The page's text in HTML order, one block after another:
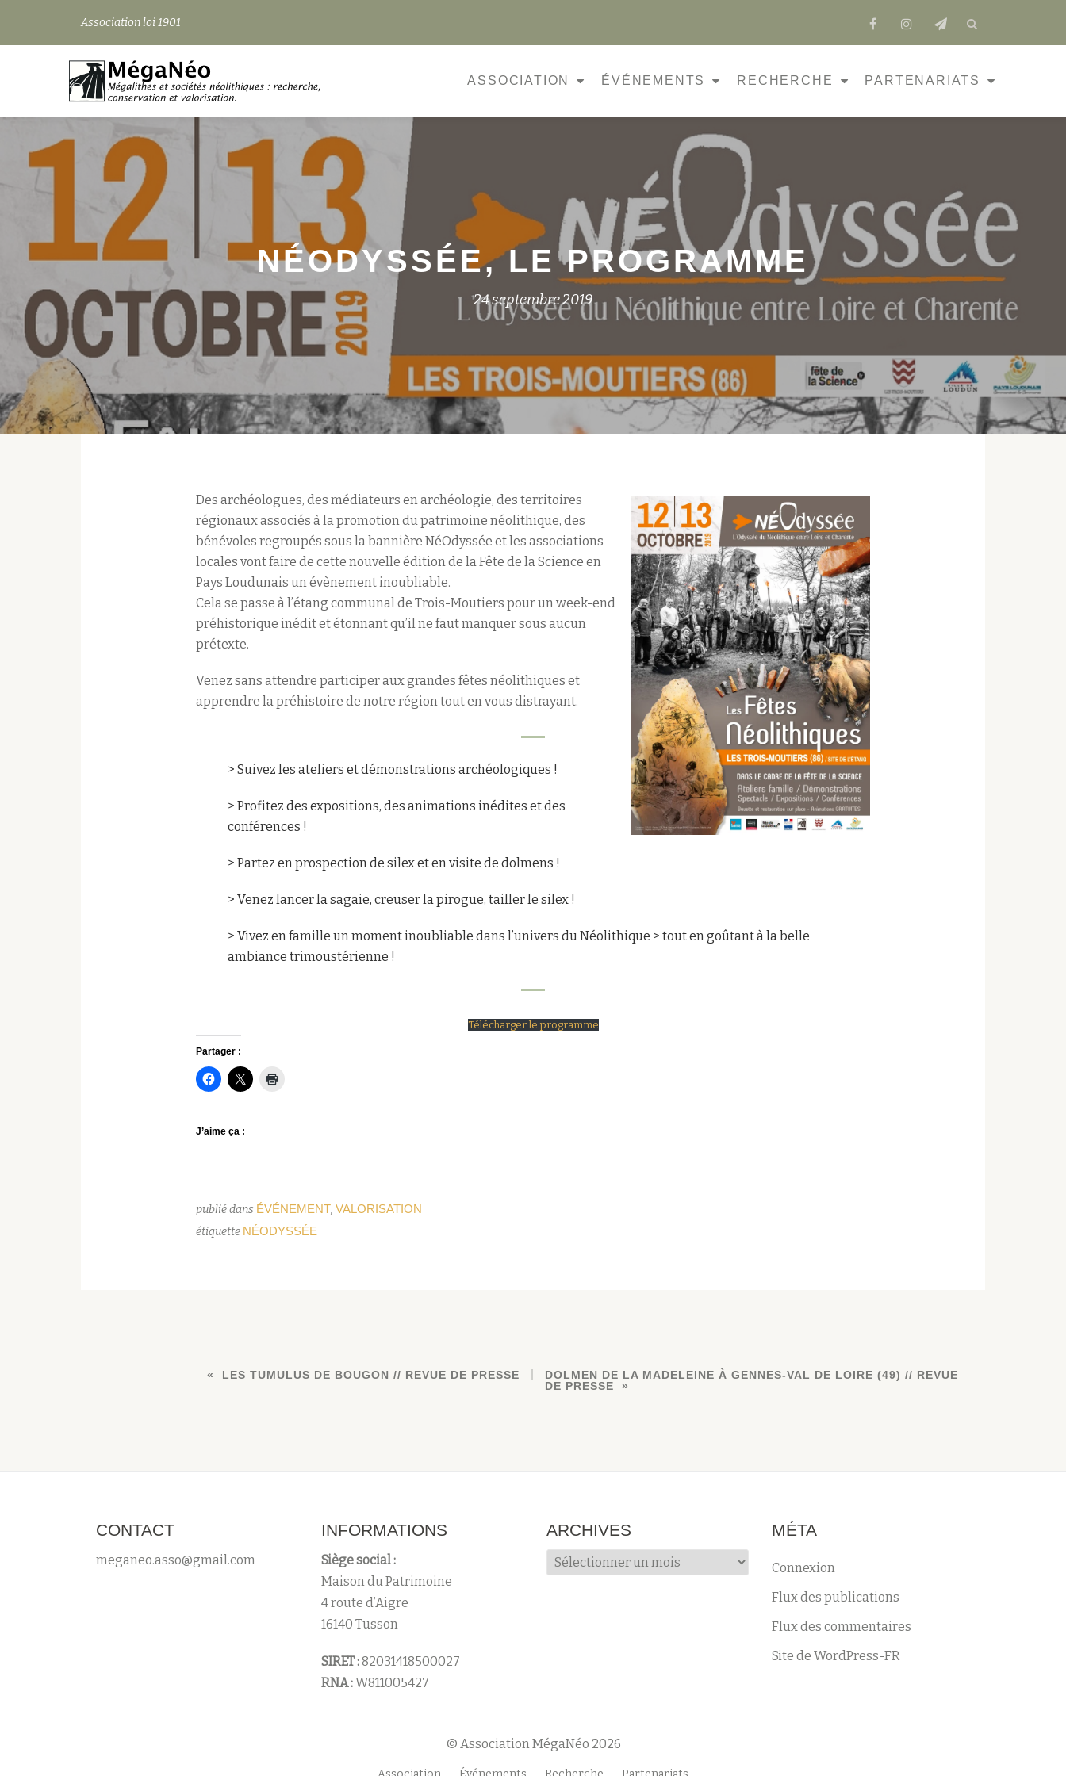
Aller
Association loi 1901
fa-
facebook
fa-
instagram
fa-
send
ASSOCIATION ÉVÉNEMENTS RECHERCHE PARTENARIATS
NÉODYSSÉE, LE PROGRAMME
24 septembre 2019
Des archéologues, des médiateurs en archéologie, des territoires
régionaux associés à la promotion du patrimoine néolithique, des
bénévoles regroupés sous la bannière NéOdyssée et les associations
locales vont faire de cette nouvelle édition de la Fête de la Science en
Pays Loudunais un évènement inoubliable.
Cela se passe à l’étang communal de Trois-Moutiers pour un week-end
préhistorique inédit et étonnant qu’il ne faut manquer sous aucun
prétexte.
Venez sans attendre participer aux grandes fêtes néolithiques et
apprendre la préhistoire de notre région tout en vous distrayant.
> Suivez les ateliers et démonstrations archéologiques !
> Profitez des expositions, des animations inédites et des
conférences !
> Partez en prospection de silex et en visite de dolmens !
> Venez lancer la sagaie, creuser la pirogue, tailler le silex !
> Vivez en famille un moment inoubliable dans l’univers du Néolithique > tout en goûtant à la belle
ambiance trimoustérienne !
Télécharger le programme
Partager :
J’aime ça :
publié dans ÉVÉNEMENT, VALORISATION
étiquette NÉODYSSÉE
LES TUMULUS DE BOUGON // REVUE DE PRESSE
DOLMEN DE LA MADELEINE À GENNES-VAL DE LOIRE (49) // REVUE
DE PRESSE
CONTACT
meganeo.asso@gmail.com
INFORMATIONS
Siège social :
Maison du Patrimoine
4 route d’Aigre
16140 Tusson
SIRET :82031418500027
RNA :W811005427
ARCHIVES
Archives
MÉTA
Connexion
Flux des publications
Flux des commentaires
Site de WordPress-FR
© Association MégaNéo 2026